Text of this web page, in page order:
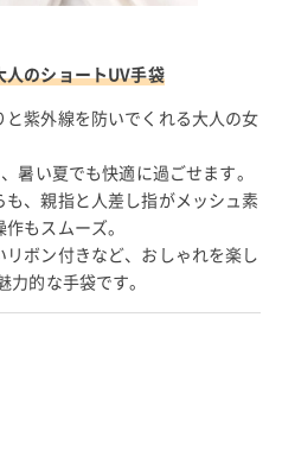
のショートUV手袋
紫外線を防いでくれる大人の女
暑い夏でも快適に過ごせます。
、親指と人差し指がメッシュ素
もスムーズ。
ボン付きなど、おしゃれを楽し
的な手袋です。